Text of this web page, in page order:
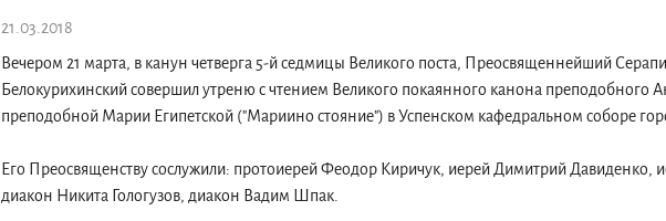
21.03.2018
Вечером 21 марта, в канун четверга 5-й седмицы Великого поста, Преосвященнейший
Белокурихинский совершил утреню с чтением Великого покаянного канона преподобного
преподобной Марии Египетской ("Мариино стояние") в Успенском кафедральном соборе
Его Преосвященству сослужили: протоиерей Феодор Киричук, иерей Димитрий Давиденко,
диакон Никита Гологузов, диакон Вадим Шпак.